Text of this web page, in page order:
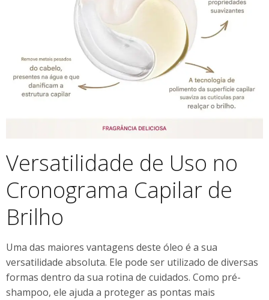
Versatilidade de Uso no
Cronograma Capilar de
Brilho
Uma das maiores vantagens deste óleo é a sua
versatilidade absoluta. Ele pode ser utilizado de diversas
formas dentro da sua rotina de cuidados. Como pré-
shampoo, ele ajuda a proteger as pontas mais